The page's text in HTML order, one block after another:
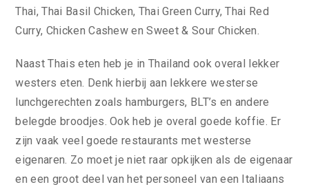
Thai, Thai Basil Chicken, Thai Green Curry, Thai Red
Curry, Chicken Cashew en Sweet & Sour Chicken.
Naast Thais eten heb je in Thailand ook overal lekker
westers eten. Denk hierbij aan lekkere westerse
lunchgerechten zoals hamburgers, BLT’s en andere
belegde broodjes. Ook heb je overal goede koffie. Er
zijn vaak veel goede restaurants met westerse
eigenaren. Zo moet je niet raar opkijken als de eigenaar
en een groot deel van het personeel van een Italiaans